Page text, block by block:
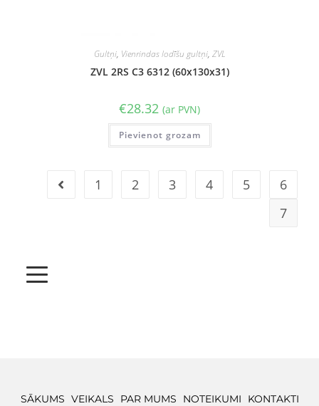
Gultņi, Vienrindas lodīšu gultņi, ZVL
ZVL 2RS C3 6312 (60x130x31)
€28.32 (ar PVN)
Pievienot grozam
1 2 3 4 5
6
7
SĀKUMS VEIKALS PAR MUMS NOTEIKUMI KONTAKTI